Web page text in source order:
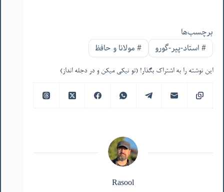
برچسب‌ها
#استاد-پیر-گورو #مولانا و حافظ
این نوشته را به اشتراک بگذار! (تو نیکی میکن و در دجله انداز)
Rasool